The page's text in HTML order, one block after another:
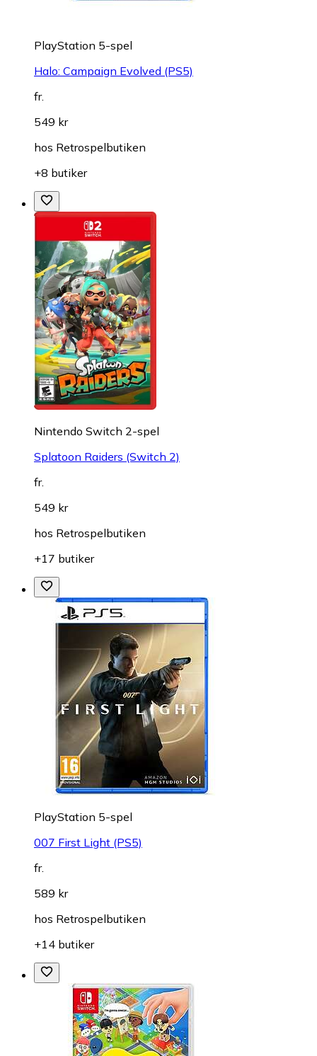
PlayStation 5-spel
Halo: Campaign Evolved (PS5)
fr.
549 kr
hos Retrospelbutiken
+8 butiker
Nintendo Switch 2-spel
Splatoon Raiders (Switch 2)
fr.
549 kr
hos Retrospelbutiken
+17 butiker
PlayStation 5-spel
007 First Light (PS5)
fr.
589 kr
hos Retrospelbutiken
+14 butiker